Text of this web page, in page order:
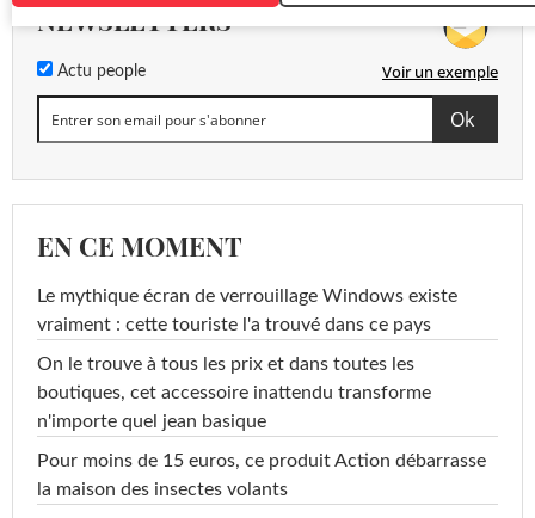
NEWSLETTERS
Actu people Voir un exemple
EN CE MOMENT
Le mythique écran de verrouillage Windows existe
vraiment : cette touriste l'a trouvé dans ce pays
On le trouve à tous les prix et dans toutes les
boutiques, cet accessoire inattendu transforme
n'importe quel jean basique
Pour moins de 15 euros, ce produit Action débarrasse
la maison des insectes volants